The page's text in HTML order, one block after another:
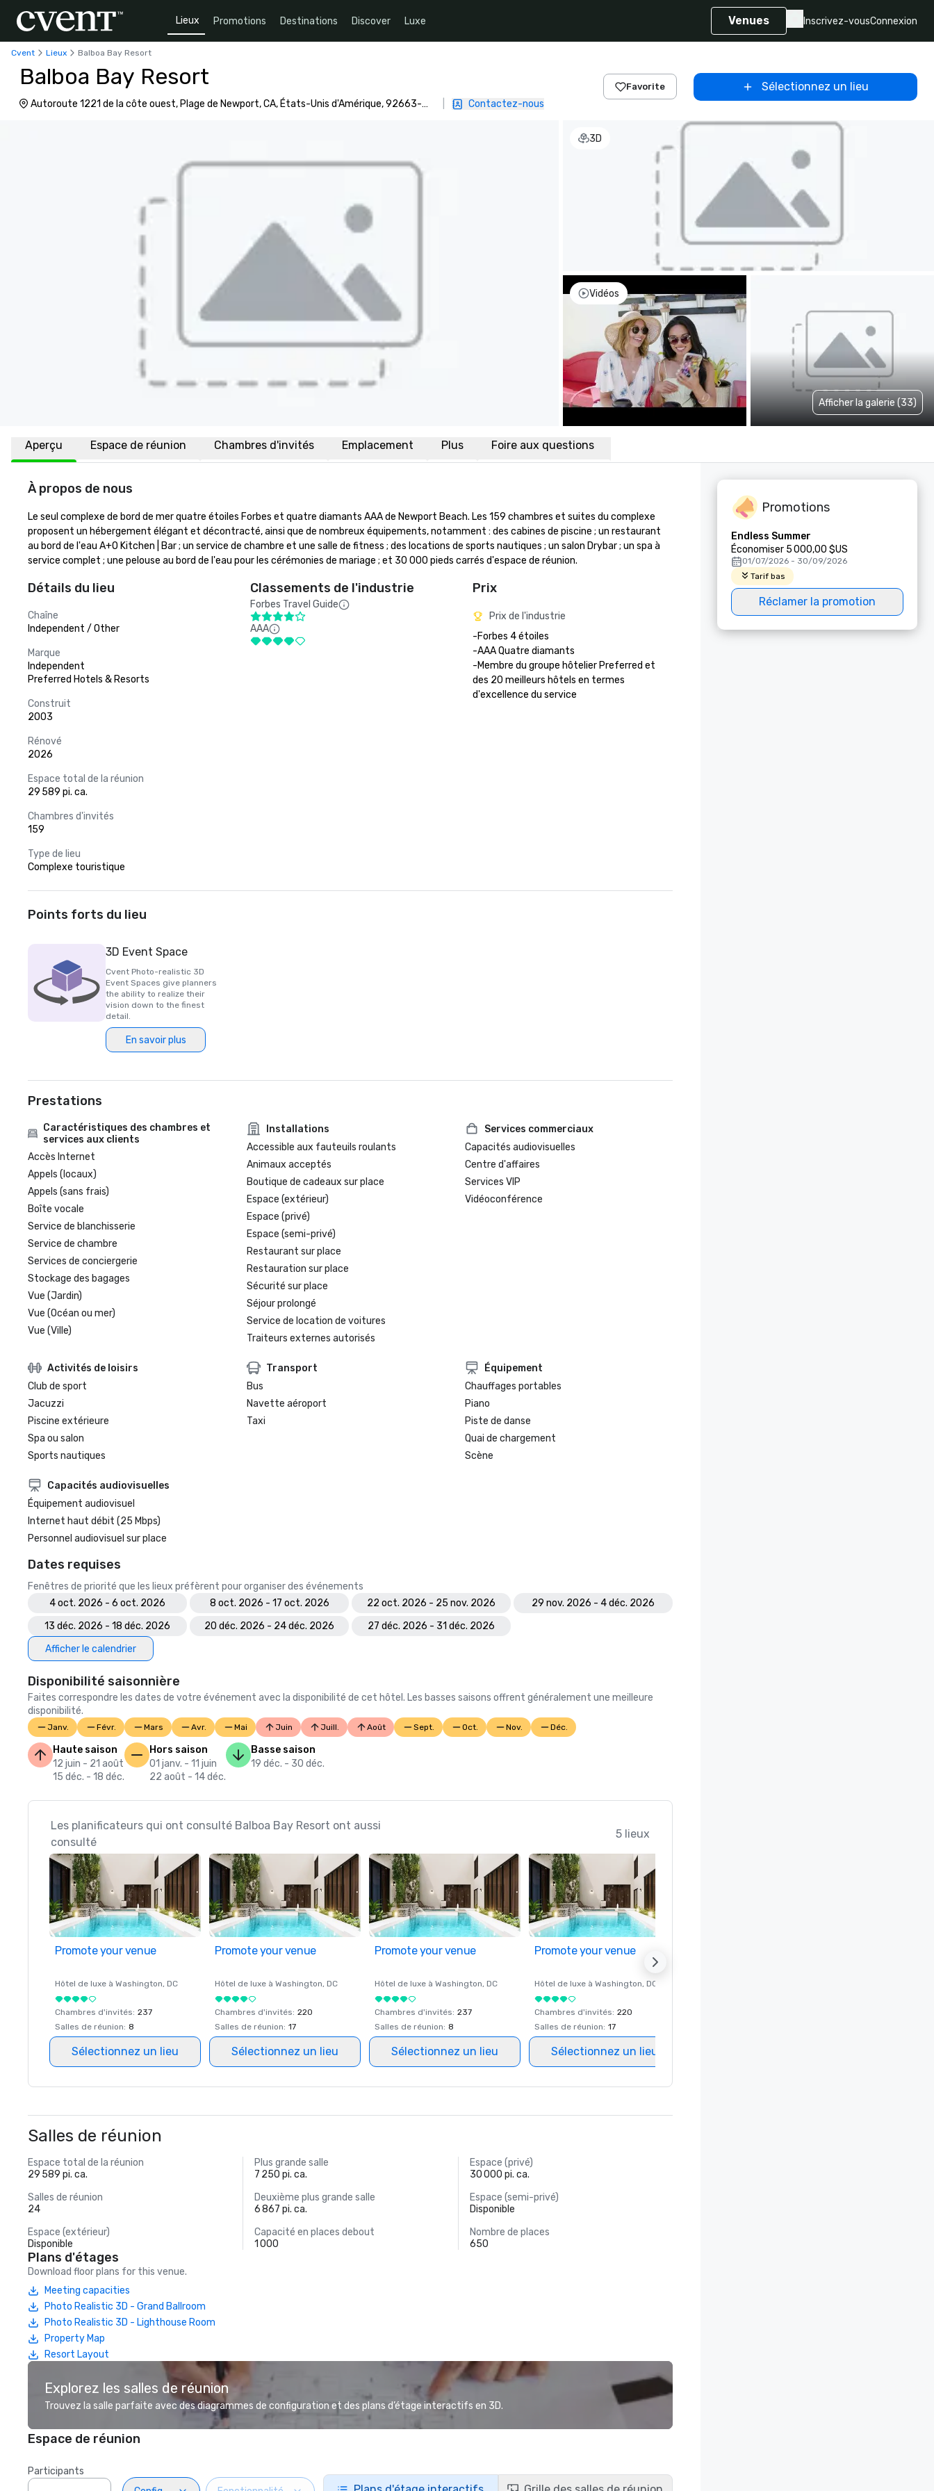
Lieux Promotions Destinations Discover Luxe Venues Inscrivez-vousConnexion
Cvent Lieux Balboa Bay Resort
Balboa Bay Resort
Autoroute 1221 de la côte ouest, Plage de Newport, CA, États-Unis d'Amérique, 92663-
Contactez-nous
Favorite Sélectionnez un lieu
3D
Vidéos
Afficher la galerie (33)
Aperçu Espace de réunion Chambres d'invités Emplacement Plus Foire aux questions
À propos de nous
Le seul complexe de bord de mer quatre étoiles Forbes et quatre diamants AAA de Newport Beach. Les 159 chambres et suites du complexe
proposent un hébergement élégant et décontracté, ainsi que de nombreux équipements, notamment : des cabines de piscine ; un restaurant
au bord de l'eau A+O Kitchen | Bar ; un service de chambre et une salle de fitness ; des locations de sports nautiques ; un salon Drybar ; un spa à
service complet ; une pelouse au bord de l'eau pour les cérémonies de mariage ; et 30 000 pieds carrés d'espace de réunion.
Détails du lieu
Chaîne
Independent / Other
Marque
Independent
Preferred Hotels & Resorts
Construit
2003
Rénové
2026
Espace total de la réunion
29 589 pi. ca.
Chambres d'invités
159
Type de lieu
Complexe touristique
Classements de l'industrie
Forbes Travel Guide
AAA
Prix
Prix de l'industrie
-Forbes 4 étoiles
-AAA Quatre diamants
-Membre du groupe hôtelier Preferred et
des 20 meilleurs hôtels en termes
Points forts du lieu
3D Event Space
Cvent Photo-realistic 3D
Event Spaces give planners
the ability to realize their
vision down to the finest
detail.
En savoir plus
Prestations
Caractéristiques des chambres et
services aux clients
Accès Internet
Appels (locaux)
Appels (sans frais)
Boîte vocale
Service de blanchisserie
Service de chambre
Services de conciergerie
Stockage des bagages
Vue (Jardin)
Vue (Océan ou mer)
Vue (Ville)
Installations
Accessible aux fauteuils roulants
Animaux acceptés
Boutique de cadeaux sur place
Espace (extérieur)
Espace (privé)
Espace (semi-privé)
Restaurant sur place
Restauration sur place
Sécurité sur place
Séjour prolongé
Service de location de voitures
Traiteurs externes autorisés
Services commerciaux
Capacités audiovisuelles
Centre d'affaires
Services VIP
Vidéoconférence
Activités de loisirs
Club de sport
Jacuzzi
Piscine extérieure
Spa ou salon
Sports nautiques
Transport
Bus
Navette aéroport
Taxi
Équipement
Chauffages portables
Piano
Piste de danse
Quai de chargement
Scène
Capacités audiovisuelles
Équipement audiovisuel
Internet haut débit (25 Mbps)
Personnel audiovisuel sur place
Dates requises
Fenêtres de priorité que les lieux préfèrent pour organiser des événements
4 oct. 2026 - 6 oct. 2026
8 oct. 2026 - 17 oct. 2026 22 oct. 2026 - 25 nov. 2026
29 nov. 2026 - 4 déc. 2026
13 déc. 2026 - 18 déc. 2026
20 déc. 2026 - 24 déc. 2026
27 déc. 2026 - 31 déc. 2026
Afficher le calendrier
Disponibilité saisonnière
Faites correspondre les dates de votre événement avec la disponibilité de cet hôtel. Les basses saisons offrent généralement une meilleure
disponibilité.
Janv. Févr. Mars Avr. Mai Juin Juill. Août Sept. Oct. Nov. Déc.
Haute saison
12 juin - 21 août
15 déc. - 18 déc.
Hors saison
01 janv. - 11 juin
22 août - 14 déc.
Basse saison
19 déc. - 30 déc.
Les planificateurs qui ont consulté Balboa Bay Resort ont aussi
consulté
5 lieux
Promote your venue
Hôtel de luxe à Washington, DC
Chambres d'invités: 237
Salles de réunion: 8
Sélectionnez un lieu
Promote your venue
Hôtel de luxe à Washington, DC
Chambres d'invités: 220
Salles de réunion: 17
Sélectionnez un lieu
Promote your venue
Hôtel de luxe à Washington, DC
Chambres d'invités: 237
Salles de réunion: 8
Sélectionnez un lieu
Promote your venue
Hôtel de luxe à Washington, DC
Chambres d'invités: 220
Salles de réunion: 17
Sélectionnez un lieu
Salles de réunion
Espace total de la réunion
29 589 pi. ca.
Plus grande salle
7 250 pi. ca.
Espace (privé)
30 000 pi. ca.
Salles de réunion
24
Deuxième plus grande salle
6 867 pi. ca.
Espace (semi-privé)
Disponible
Espace (extérieur)
Disponible
Capacité en places debout
1 000
Nombre de places
650
Plans d'étages
Download floor plans for this venue.
Meeting capacities
Photo Realistic 3D - Grand Ballroom
Photo Realistic 3D - Lighthouse Room
Property Map
Resort Layout
Explorez les salles de réunion
Trouvez la salle parfaite avec des diagrammes de configuration et des plans d’étage interactifs en 3D.
Espace de réunion
Participants
Promotions
Endless Summer
Économiser 5 000,00 $US
01/07/2026 - 30/09/2026
Tarif bas
Réclamer la promotion